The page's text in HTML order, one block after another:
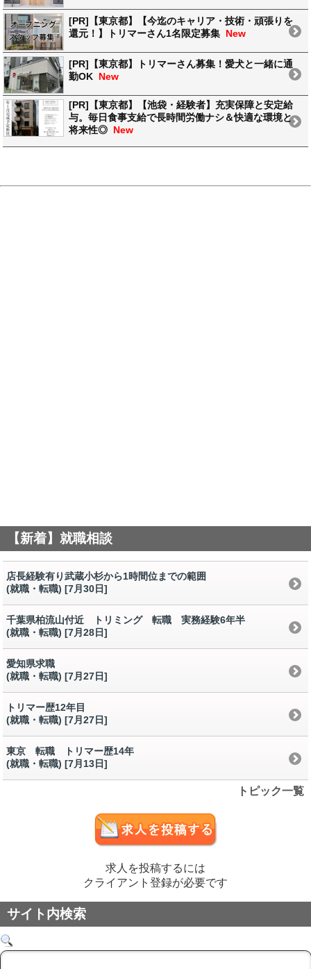
[PR]【東京都】【今迄のキャリア・技術・頑張りを
還元！】トリマーさん1名限定募集 New
[PR]【東京都】トリマーさん募集！愛犬と一緒に通
勤OK New
[PR]【東京都】【池袋・経験者】充実保障と安定給
与。毎日食事支給で長時間労働ナシ＆快適な環境と
将来性◎ New
【新着】就職相談
店長経験有り武蔵小杉から1時間位までの範囲
(就職・転職) [7月30日]
千葉県柏流山付近 トリミング 転職 実務経験6年半
(就職・転職) [7月28日]
愛知県求職
(就職・転職) [7月27日]
トリマー歴12年目
(就職・転職) [7月27日]
東京 転職 トリマー歴14年
(就職・転職) [7月13日]
トピック一覧
求人を投稿するには
クライアント登録が必要です
サイト内検索